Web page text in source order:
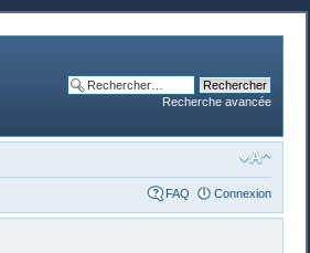
Recherche avancée
FAQ Connexion